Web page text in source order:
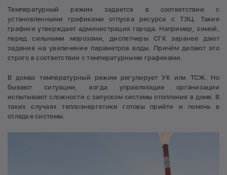
Температурный режим задается в соответствии с
установленными графиками отпуска ресурса с ТЭЦ. Такие
графики утверждает администрация города. Например, зимой,
перед сильными морозами, диспетчеры СГК заранее дают
задания на увеличение параметров воды. Причём делают это
строго в соответствии с температурными графиками.
В домах температурный режим регулирует УК или ТСЖ. Но
бывают ситуации, когда управляющие организации
испытывают сложности с запуском системы отопления в доме. В
таких случаях теплоэнергетики готовы прийти и помочь в
отладке системы.